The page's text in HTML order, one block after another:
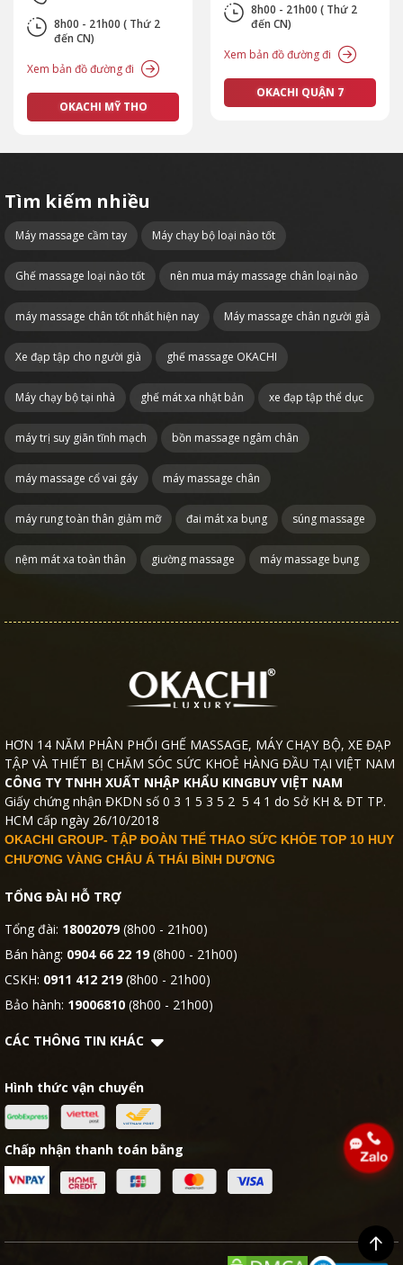
8h00 - 21h00 ( Thứ 2
đến CN)
Xem bản đồ đường đi
OKACHI MỸ THO
8h00 - 21h00 ( Thứ 2
đến CN)
Xem bản đồ đường đi
OKACHI QUẬN 7
Tìm kiếm nhiều
Máy massage cầm tay Máy chạy bộ loại nào tốt
Ghế massage loại nào tốt nên mua máy massage chân loại nào
máy massage chân tốt nhất hiện nay Máy massage chân người già
Xe đạp tập cho người già ghế massage OKACHI
Máy chạy bộ tại nhà ghế mát xa nhật bản xe đạp tập thể dục
máy trị suy giãn tĩnh mạch bồn massage ngâm chân
máy massage cổ vai gáy máy massage chân
máy rung toàn thân giảm mỡ đai mát xa bụng súng massage
nệm mát xa toàn thân giường massage máy massage bụng
HƠN 14 NĂM PHÂN PHỐI GHẾ MASSAGE, MÁY CHẠY BỘ, XE ĐẠP
TẬP VÀ THIẾT BỊ CHĂM SÓC SỨC KHOẺ HÀNG ĐẦU TẠI VIỆT NAM
CÔNG TY TNHH XUẤT NHẬP KHẨU KINGBUY VIỆT NAM
Giấy chứng nhận ĐKDN số 0 3 1 5 3 5 2 5 4 1 do Sở KH & ĐT TP.
HCM cấp ngày 26/10/2018
OKACHI GROUP- TẬP ĐOÀN THỂ THAO SỨC KHỎE TOP 10 HUY
CHƯƠNG VÀNG CHÂU Á THÁI BÌNH DƯƠNG
TỔNG ĐÀI HỖ TRỢ
Tổng đài: 18002079(8h00 - 21h00)
Bán hàng: 0904 66 22 19(8h00 - 21h00)
CSKH: 0911 412 219(8h00 - 21h00)
Bảo hành: 19006810 (8h00 - 21h00)
CÁC THÔNG TIN KHÁC
Hình thức vận chuyển
Chấp nhận thanh toán bằng